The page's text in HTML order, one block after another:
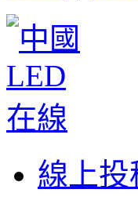
線上投